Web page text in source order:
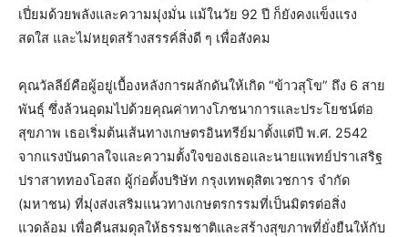
เปี่ยมด้วยพลังและความมุ่งมั่น แม้ในวัย 92 ปี ก็ยังคงแข็งแรง
สดใส และไม่หยุดสร้างสรรค์สิ่งดี ๆ เพื่อสังคม
คุณวัลลีย์คือผู้อยู่เบื้องหลังการผลักดันให้เกิด “ข้าวสุโข” ถึง 6 สาย
พันธุ์ ซึ่งล้วนอุดมไปด้วยคุณค่าทางโภชนาการและประโยชน์ต่อ
สุขภาพ เธอเริ่มต้นเส้นทางเกษตรอินทรีย์มาตั้งแต่ปี พ.ศ. 2542
จากแรงบันดาลใจและความตั้งใจของเธอและนายแพทย์ปราเสริฐ
ปราสาททองโอสถ ผู้ก่อตั้งบริษัท กรุงเทพดุสิตเวชการ จำกัด
(มหาชน) ที่มุ่งส่งเสริมแนวทางเกษตรกรรมที่เป็นมิตรต่อสิ่ง
แวดล้อม เพื่อคืนสมดุลให้ธรรมชาติและสร้างสุขภาพที่ยั่งยืนให้กับ